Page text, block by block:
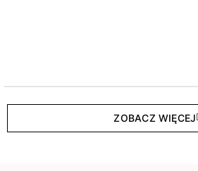
ZOBACZ WIĘCEJ